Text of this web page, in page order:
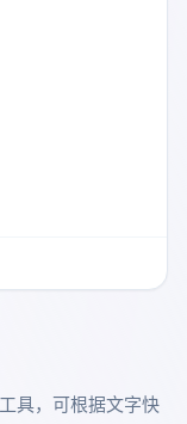
具，可根据文字快